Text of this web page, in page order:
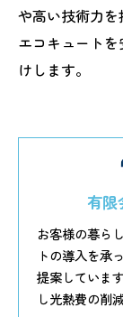
や高い技術力
エコキュート
けします。
有限
お客様の暮ら
トの導入を承
提案していま
し光熱費の削